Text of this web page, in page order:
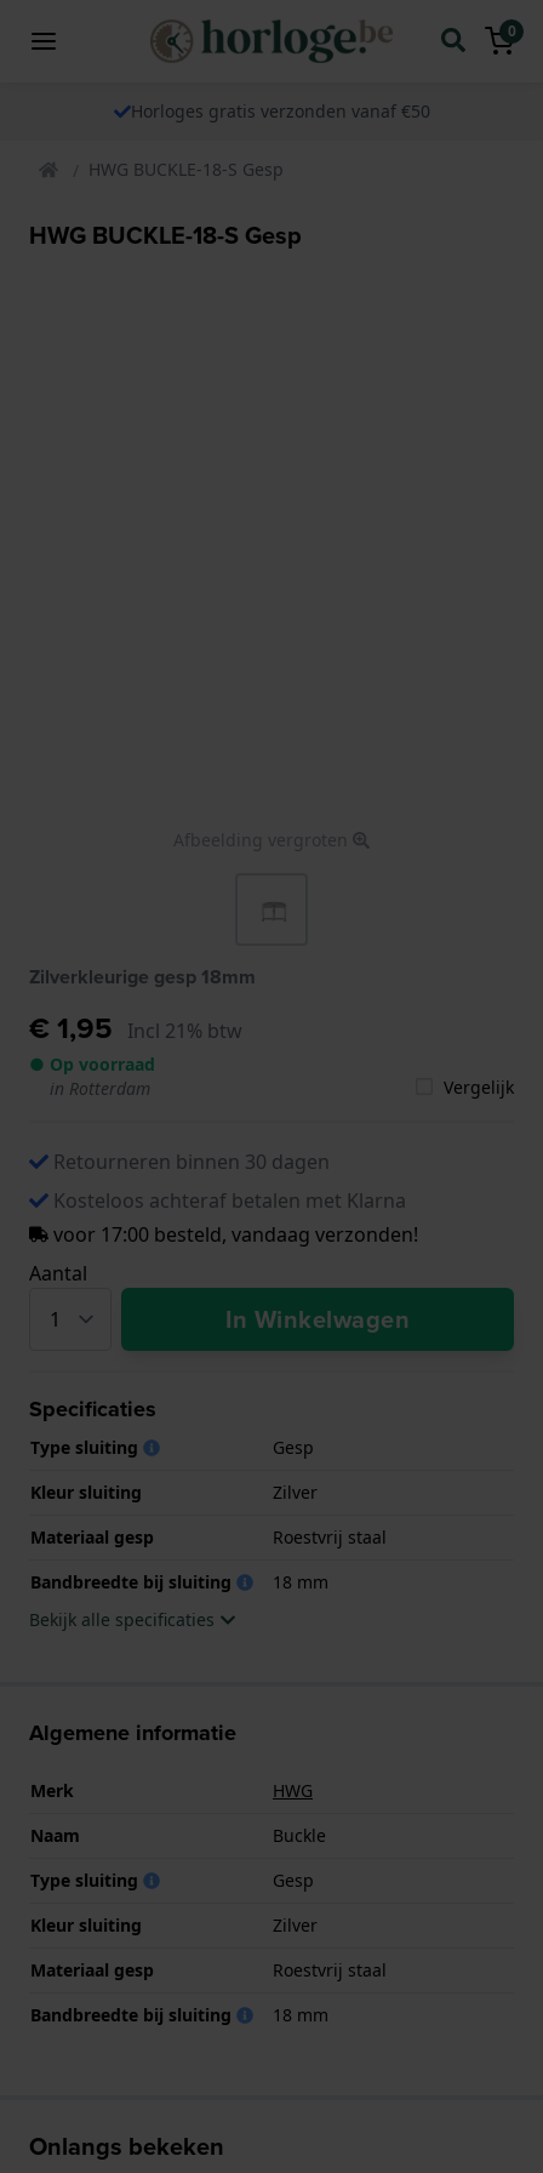
0
Horloges gratis verzonden vanaf €50
HWG BUCKLE-18-S Gesp
HWG BUCKLE-18-S Gesp
Afbeelding vergroten
Zilverkleurige gesp 18mm
€ 1,95 Incl 21% btw
● Op voorraad
in Rotterdam
Vergelijk
Retourneren binnen 30 dagen
Kosteloos achteraf betalen met Klarna
voor 17:00 besteld, vandaag verzonden!
Aantal
In Winkelwagen
Specificaties
Type sluiting
Gesp
Kleur sluiting
Zilver
Materiaal gesp
Roestvrij staal
Bandbreedte bij sluiting
18 mm
Bekijk alle specificaties
Algemene informatie
Merk
HWG
Naam
Buckle
Type sluiting
Gesp
Kleur sluiting
Zilver
Materiaal gesp
Roestvrij staal
Bandbreedte bij sluiting
18 mm
Onlangs bekeken